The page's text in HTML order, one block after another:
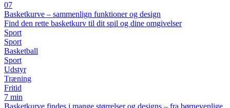
07
Basketkurve – sammenlign funktioner og design
Find den rette basketkurv til dit spil og dine omgivelser
Sport
Sport
Basketball
Sport
Udstyr
Træning
Fritid
7 min
Basketkurve findes i mange størrelser og designs – fra børnevenlige